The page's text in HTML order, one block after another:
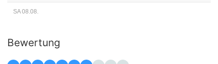
SA 08.08.
Bewertung